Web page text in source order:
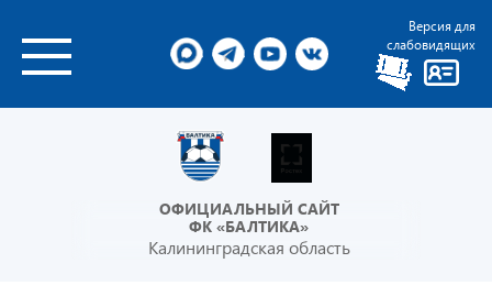
Версия для
слабовидящих
ОФИЦИАЛЬНЫЙ САЙТ
ФК «БАЛТИКА»
Калининградская область